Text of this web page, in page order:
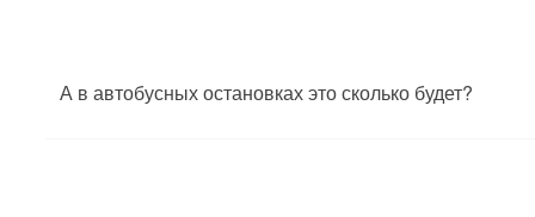
А в автобусных остановках это сколько будет?